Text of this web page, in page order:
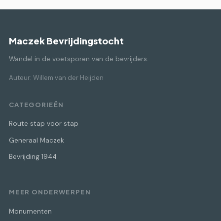
Maczek Bevrijdingstocht
Wandel in de voetsporen van de bevrijders.
Auteur: Willem van der Heijden
CATEGORIEËN
Route stap voor stap
Generaal Maczek
Bevrijding 1944
MEER ONDERWERPEN
Monumenten